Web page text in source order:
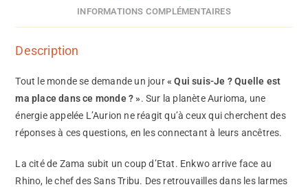
INFORMATIONS COMPLÉMENTAIRES
Description
Tout le monde se demande un jour« Qui suis-Je ? Quelle est
ma place dans ce monde ? ». Sur la planète Aurioma, une
énergie appelée L’Aurion ne réagit qu’à ceux qui cherchent des
réponses à ces questions, en les connectant à leurs ancêtres.
La cité de Zama subit un coup d’Etat. Enkwo arrive face au
Rhino, le chef des Sans Tribu. Des retrouvailles dans les larmes